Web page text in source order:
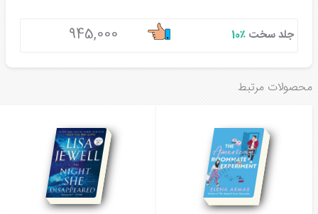
جلد سخت ٪10 945,000
محصولات مرتبط